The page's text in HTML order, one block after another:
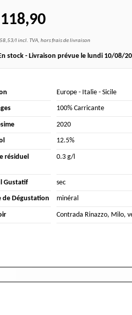
l incl. TVA, hors frais de livraison
stock - Livraison prévue le lundi 10/08/
Europe- Italie- Sicile
100% Carricante
2020
12.5%
résiduel 0.3 g/l
Gustatif sec
de Dégustation minéral
Contrada Rinazzo, Milo,